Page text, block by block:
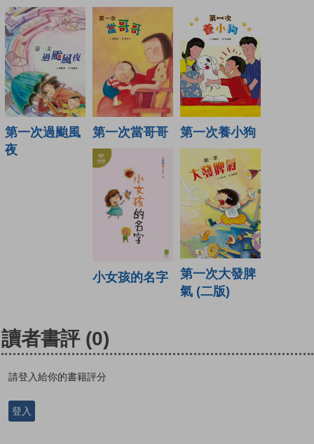
第一次過颱風
夜
第一次當哥哥 第一次養小狗
小女孩的名字
第一次大發脾
氣 (二版)
讀者書評 (0)
請登入給你的書籍評分
登入